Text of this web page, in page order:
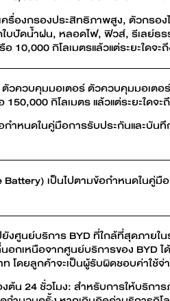
รื่องกรองประสิทธิภาพสูง, ตัวกรอ
ปัดน้ำฝน, หลอดไฟ, ฟิวส์, รีเลย์ธร
10,000 กิโลเมตรแล้วแต่ระยะใดจะ
วควบคุมมอเตอร์ ตัวควบคุมมอเต
กิโลเมตร แล้วแต่ระยะใดจ
กำหนดในคู่มือการรับประกันและบัน
เป็นไปตามข้อกำหนดในคู่มื
ศูนย์บริการ BYD ที่ใกล้ที่สุดภายใน
กเหนือจากศูนย์บริการของ BYD ไ
โดยลูกค้าจะเป็นผู้รับผิดชอบค่าใช้จ่
น 24 ชั่วโมง: สำหรับการให้บริการ